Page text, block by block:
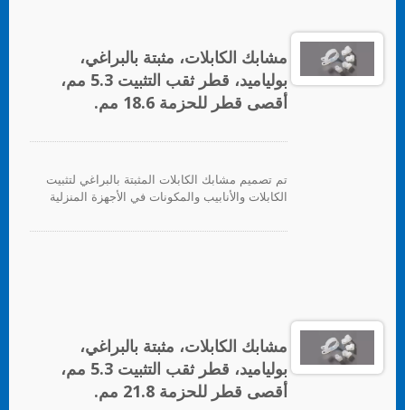
مشابك الكابلات، مثبتة بالبراغي،
بولياميد، قطر ثقب التثبيت 5.3 مم،
أقصى قطر للحزمة 18.6 مم.
تم تصميم مشابك الكابلات المثبتة بالبراغي لتثبيت
الكابلات والأنابيب والمكونات في الأجهزة المنزلية
مشابك الكابلات، مثبتة بالبراغي،
بولياميد، قطر ثقب التثبيت 5.3 مم،
أقصى قطر للحزمة 21.8 مم.